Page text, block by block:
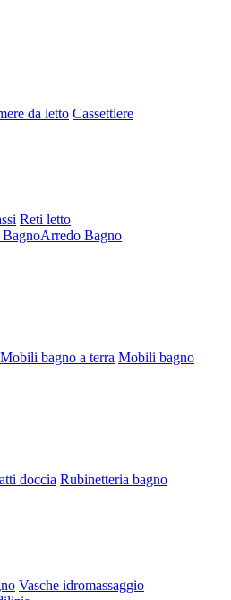
da letto Cassettiere
Reti letto
Arredo Bagno
Mobili bagno a terra Mobili bagno
doccia Rubinetteria bagno
Vasche idromassaggio